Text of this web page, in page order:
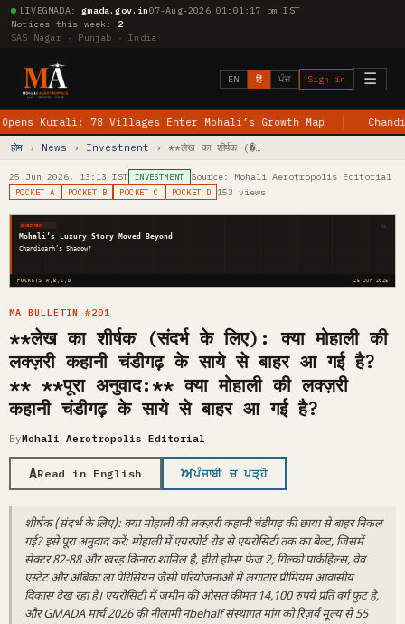
LIVEGMADA:gmada.gov.in07-Aug-2026 01:01:18 pm IST
Notices this week: 2
SAS Nagar · Punjab · India
☰
EN हिं ਪੰਜ Sign in
Kurali: 78 Villages Enter Mohali’s Growth Map
होम
› News › Investment › **लेख का शीर्षक (�…
25 Jun 2026, 13:13 IST INVESTMENT Source: Mohali Aerotropolis Editorial
POCKET A POCKET B POCKET C POCKET D 153 views
INVESTMENT
POCKETS A,B,C,D 25 Jun 2026
Mohali’s Luxury Story Moved Beyond
Chandigarh’s Shadow?
MA
MA BULLETIN #201
**लेख का शीर्षक (संदर्भ के लिए): क्या मोहाली की
लक्ज़री कहानी चंडीगढ़ के साये से बाहर आ गई है?
** **पूरा अनुवाद:** क्या मोहाली की लक्ज़री
कहानी चंडीगढ़ के साये से बाहर आ गई है?
ByMohali Aerotropolis Editorial
ARead in English ਅਪੰਜਾਬੀ ਚ ਪੜ੍ਹੋ
शीर्षक (संदर्भ के लिए): क्या मोहाली की लक्ज़री कहानी चंडीगढ़ की छाया से बाहर निकल
गई? इसे पूरा अनुवाद करें: मोहाली में एयरपोर्ट रोड से एयरोसिटी तक का बेल्ट, जिसमें
सेक्टर 82-88 और खरड़ किनारा शामिल है, हीरो होम्स फेज 2, गिल्को पार्कहिल्स, वेव
एस्टेट और अंबिका ला पेरिसियन जैसी परियोजनाओं में लगातार प्रीमियम आवासीय
विकास देख रहा है। एयरोसिटी में ज़मीन की औसत कीमत 14,100 रुपये प्रति वर्ग फुट है,
और GMADA मार्च 2026 की नीलामी नbehalf संस्थागत मांग को रिज़र्व मूल्य से 55